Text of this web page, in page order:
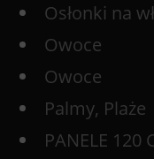
Osłonki na
Owoce
Owoce
Palmy, Plaże
PANELE 120